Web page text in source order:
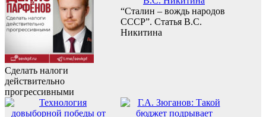
Сделать налоги
действительно
прогрессивными
“Сталин – вождь народов
СССР”. Статья В.С.
Никитина